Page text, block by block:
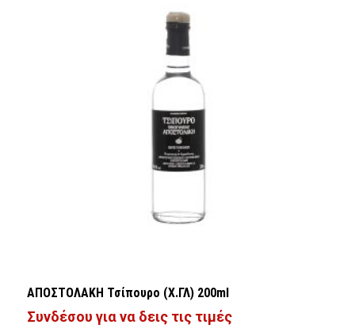
ΑΠΟΣΤΟΛΑΚΗ Τσίπουρο (Χ.ΓΛ) 200ml
Συνδέσου για να δεις τις τιμές